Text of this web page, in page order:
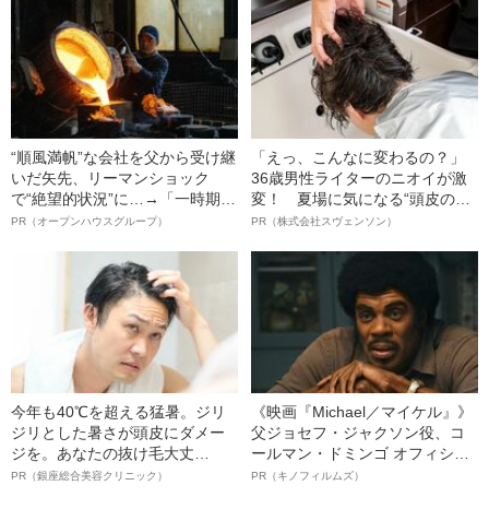
“順風満帆”な会社を父から受け継
いだ矢先、リーマンショック
で“絶望的状況”に…→「一時期は
納品3年待ち」のヒット商品を生
明かす、“逆転の戦術”
PR（オープンハウスグループ）
「えっ、こんなに変わるの？」
36歳男性ライターのニオイが激
変！ 夏場に気になる“頭皮のニ
オイ”や“ベタつき”を解消す
ト”が生み出した徹底ケアとは
PR（株式会社スヴェンソン）
今年も40℃を超える猛暑。ジリ
ジリとした暑さが頭皮にダメー
ジを。あなたの抜け毛大丈
夫！？
PR（銀座総合美容クリニック）
《映画『Michael／マイケル』》
父ジョセフ・ジャクソン役、コ
ールマン・ドミンゴ オフィシャ
ルインタビュー“観客を魅了した
PR（キノフィルムズ）